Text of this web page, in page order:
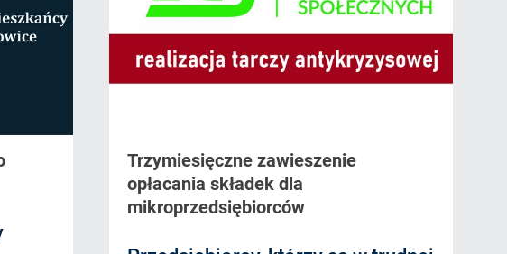
Trzymiesięczne zawieszenie
opłacania składek dla
mikroprzedsiębiorców